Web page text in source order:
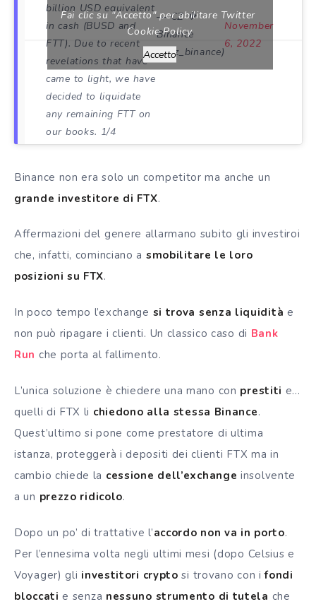
billion USD equivalent
in cash (BUSD and
FTT). Due to recent
revelations that have
came to light, we have
decided to liquidate
any remaining FTT on
our books. 1/4
— CZ 🔶
Binance
(@cz_binance)
November
6, 2022
Fai clic su "Accetto" per abilitare Twitter
Cookie Policy
Accetto
Binance non era solo un competitor ma anche un
grande investitore di FTX.
Affermazioni del genere allarmano subito gli investiroi
che, infatti, cominciano a smobilitare le loro
posizioni su FTX.
In poco tempo l’exchange si trova senza liquidità e
non può ripagare i clienti. Un classico caso di Bank
Run che porta al fallimento.
L’unica soluzione è chiedere una mano con prestiti e…
quelli di FTX li chiedono alla stessa Binance.
Quest’ultimo si pone come prestatore di ultima
istanza, proteggerà i depositi dei clienti FTX ma in
cambio chiede la cessione dell’exchange insolvente
a un prezzo ridicolo.
Dopo un po’ di trattative l’accordo non va in porto.
Per l’ennesima volta negli ultimi mesi (dopo Celsius e
Voyager) gli investitori crypto si trovano con ifondi
bloccati e senza nessuno strumento di tutela che